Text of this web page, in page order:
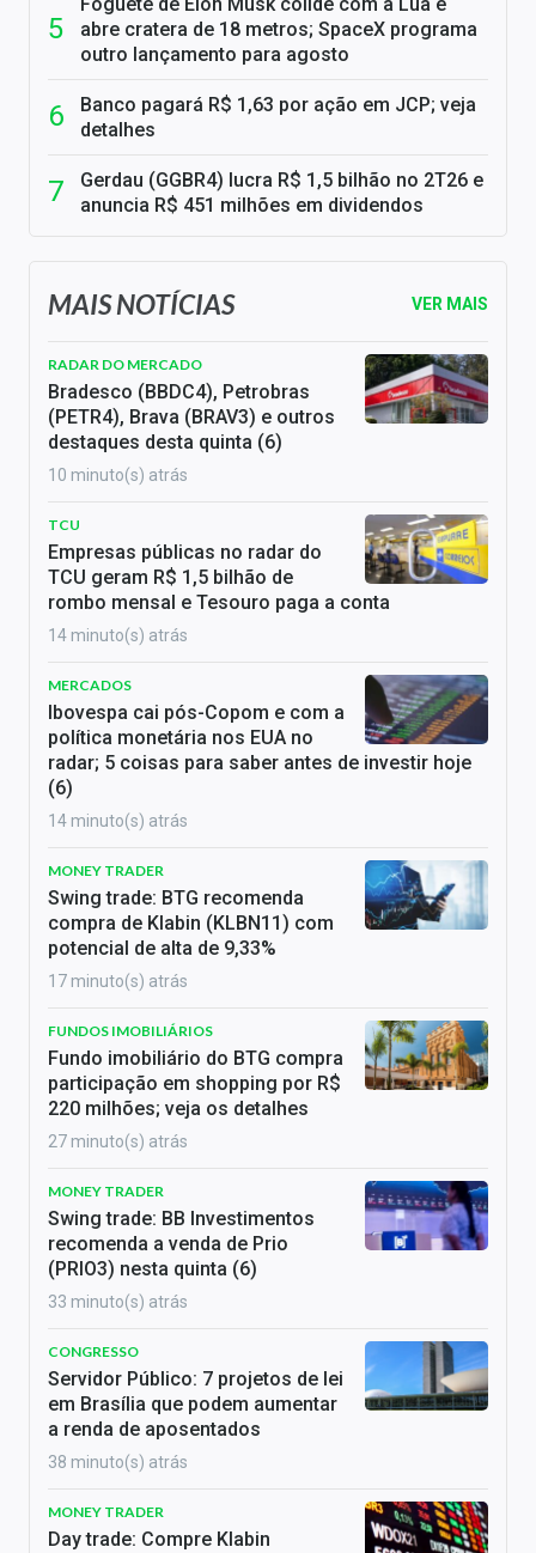
abre cratera de 18 metros; SpaceX programa
outro lançamento para agosto
Banco pagará R$ 1,63 por ação em JCP; veja
detalhes
Gerdau (GGBR4) lucra R$ 1,5 bilhão no 2T26 e
anuncia R$ 451 milhões em dividendos
MAIS NOTÍCIAS VER MAIS
RADAR DO MERCADO
Bradesco (BBDC4), Petrobras
(PETR4), Brava (BRAV3) e outros
destaques desta quinta (6)
10 minuto(s) atrás
TCU
Empresas públicas no radar do
TCU geram R$ 1,5 bilhão de
rombo mensal e Tesouro paga a conta
14 minuto(s) atrás
MERCADOS
Ibovespa cai pós-Copom e com a
política monetária nos EUA no
radar; 5 coisas para saber antes de investir hoje
(6)
14 minuto(s) atrás
MONEY TRADER
Swing trade: BTG recomenda
compra de Klabin (KLBN11) com
potencial de alta de 9,33%
17 minuto(s) atrás
FUNDOS IMOBILIÁRIOS
Fundo imobiliário do BTG compra
participação em shopping por R$
220 milhões; veja os detalhes
27 minuto(s) atrás
MONEY TRADER
Swing trade: BB Investimentos
recomenda a venda de Prio
(PRIO3) nesta quinta (6)
33 minuto(s) atrás
CONGRESSO
Servidor Público: 7 projetos de lei
em Brasília que podem aumentar
a renda de aposentados
38 minuto(s) atrás
MONEY TRADER
Day trade: Compre Klabin